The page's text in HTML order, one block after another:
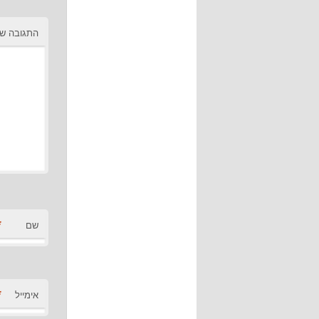
התגובה
שם
אימייל